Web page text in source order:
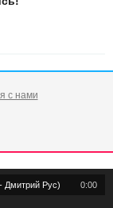
с нами
0:00
Дмитрий Рус)